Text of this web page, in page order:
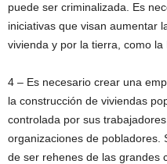
puede ser criminalizada. Es
iniciativas que visan aumentar
vivienda y por la tierra, como la
4 – Es necesario crear una
la construcción de viviendas
controlada por sus
organizaciones de pobladores.
de ser rehenes de las grandes